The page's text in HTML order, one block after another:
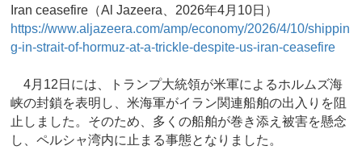
Iran ceasefire（Al Jazeera、2026年4月10日）
https://www.aljazeera.com/amp/economy/2026/4/10/shippin
g-in-strait-of-hormuz-at-a-trickle-despite-us-iran-ceasefire
4月12日には、トランプ大統領が米軍によるホルムズ海
峡の封鎖を表明し、米海軍がイラン関連船舶の出入りを阻
止しました。そのため、多くの船舶が巻き添え被害を懸念
し、ペルシャ湾内に止まる事態となりました。